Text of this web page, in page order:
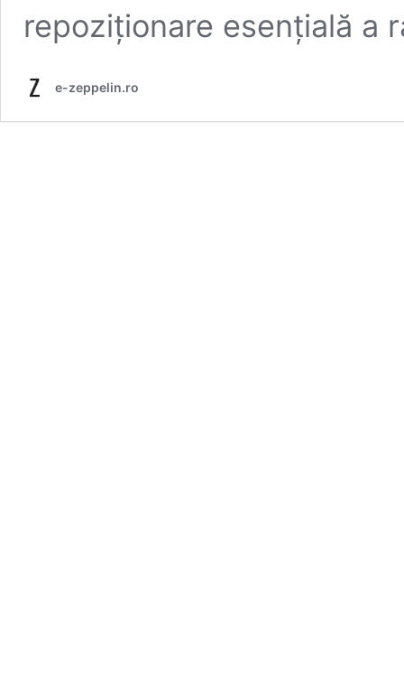
repoziționare esențială a
e-zeppelin.ro